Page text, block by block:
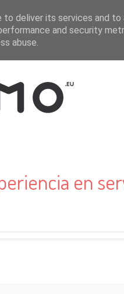
en
deliver its services and
and security
abuse.